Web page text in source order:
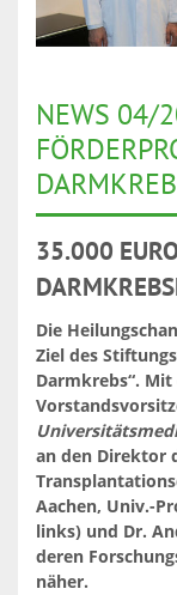
NEWS 04/
35.000
Die
Ziel des
Darmkrebs“.
an den Direktor
Aachen, Univ.-
links) und Dr.
deren
näher.